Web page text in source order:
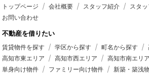
トップページ 会社概要 スタッフ紹介 スタ
お問い合わせ
不動産を借りたい
賃貸物件を探す 学区から探す 町名から探す
高知市東エリア
高知市西エリア 高知市南エリア
単身向け物件
ファミリー向け物件
新築・築浅